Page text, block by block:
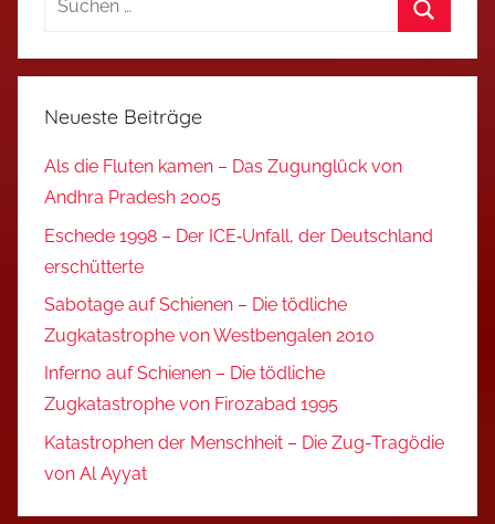
Neueste Beiträge
Als die Fluten kamen – Das Zugunglück von
Andhra Pradesh 2005
Eschede 1998 – Der ICE‑Unfall, der Deutschland
erschütterte
Sabotage auf Schienen – Die tödliche
Zugkatastrophe von Westbengalen 2010
Inferno auf Schienen – Die tödliche
Zugkatastrophe von Firozabad 1995
Katastrophen der Menschheit – Die Zug-Tragödie
von Al Ayyat